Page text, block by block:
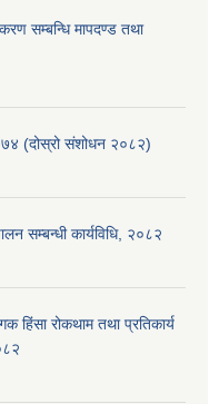
सम्बन्धि मापदण्ड तथा
(दोस्रो संशोधन २०८२)
सम्बन्धी कार्यविधि, २०८२
हिंसा रोकथाम तथा प्रतिकार्य